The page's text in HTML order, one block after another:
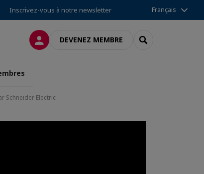
Inscrivez-vous à notre newsletter Français
CONNEXIONDEVENEZ MEMBRE RECHERCHER
Schneider Electric